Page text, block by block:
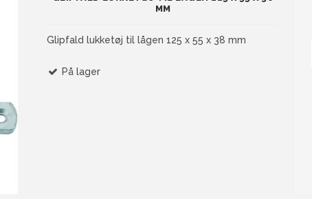
MM
Glipfald lukketøj til lågen 125 x 55 x 38 mm
På lager